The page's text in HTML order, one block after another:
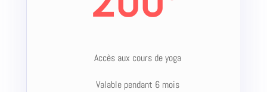
Accès aux cours de yoga
Valable pendant 6 mois